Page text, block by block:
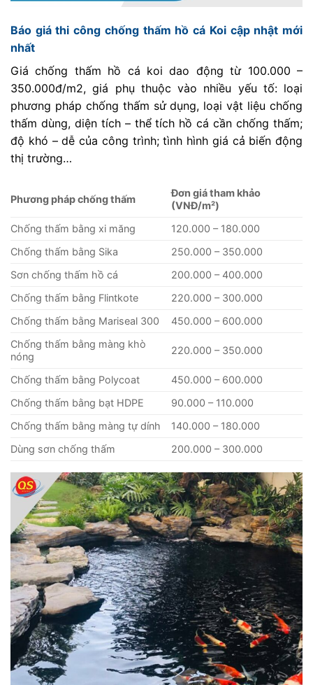
Báo giá thi công chống thấm hồ cá Koi cập nhật mới
nhất
Giá chống thấm hồ cá koi dao động từ 100.000 –
350.000đ/m2, giá phụ thuộc vào nhiều yếu tố: loại
phương pháp chống thấm sử dụng, loại vật liệu chống
thấm dùng, diện tích – thể tích hồ cá cần chống thấm;
độ khó – dễ của công trình; tình hình giá cả biến động
thị trường…
Phương pháp chống thấm
Đơn giá tham khảo
(VNĐ/m²)
Chống thấm bằng xi măng
120.000 – 180.000
Chống thấm bằng Sika
250.000 – 350.000
Sơn chống thấm hồ cá
200.000 – 400.000
Chống thấm bằng Flintkote
220.000 – 300.000
Chống thấm bằng Mariseal 300
450.000 – 600.000
Chống thấm bằng màng khò
nóng
220.000 – 350.000
Chống thấm bằng Polycoat
450.000 – 600.000
Chống thấm bằng bạt HDPE
90.000 – 110.000
Chống thấm bằng màng tự dính
140.000 – 180.000
Dùng sơn chống thấm
200.000 – 300.000